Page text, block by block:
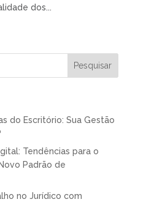
dos...
do Escritório: Sua Gestão
Tendências para o
Padrão de
no Jurídico com